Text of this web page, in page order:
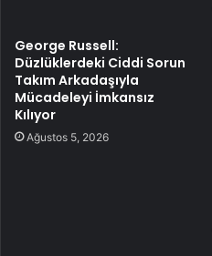
George Russell:
Düzlüklerdeki Ciddi Sorun
Takım Arkadaşıyla
Mücadeleyi İmkansız
Kılıyor
Ağustos 5, 2026